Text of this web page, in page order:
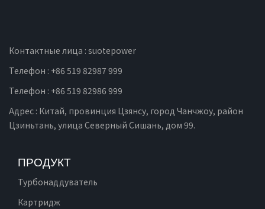
Контактные лица : suotepower
Телефон : +86 519 82987 999
Телефон : +86 519 82986 999
Адрес : Китай, провинция Цзянсу, город Чанчжоу, район
Цзиньтань, улица Северный Сишань, дом 99.
ПРОДУКТ
Турбонаддуватель
Картридж